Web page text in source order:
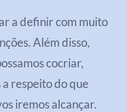
a definir com muito
Além disso,
cocriar,
respeito do que
iremos alcançar.